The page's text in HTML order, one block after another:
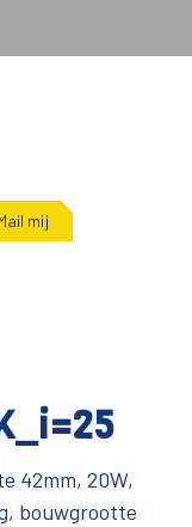
mij
42mm, 20W,
bouwgrootte